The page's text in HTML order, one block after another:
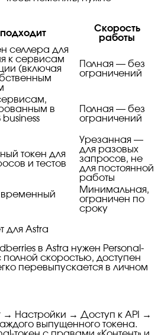
Скорость
работы
селлера для
к сервисам
(включая
Полная — без
ограничений
в
business
Полная — без
ограничений
токен для
и тестов
Урезанная —
для разовых
запросов, не
для постоянной
работы
временный
Минимальная,
ограничен по
сроку
для Astra
в Astra нужен Personal-
скоростью, доступен
перевыпускается в личном
→ Настройки → Доступ к API →
выпущенного токена.